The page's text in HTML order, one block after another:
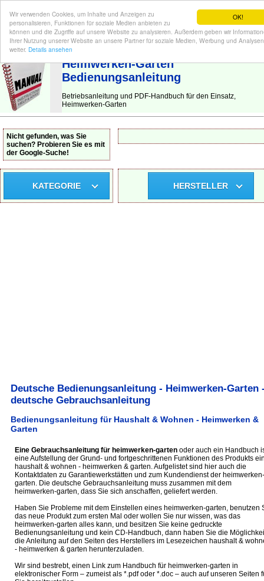
OK!
Wir verwenden Cookies, um Inhalte und Anzeigen zu
personalisieren, Funktionen für soziale Medien anbieten zu
können und die Zugriffe auf unsere Website zu analysieren. Außerdem geben wir
Ihrer Nutzung unserer Website an unsere Partner für soziale Medien, Werbung und Analysen
weiter. Details ansehen
BEDIENUNGSANLEITUNG | Hier finden Sie die deutsche Anleitung!
Heimwerken-Garten
Bedienungsanleitung
Betriebsanleitung und PDF-Handbuch für den Einsatz,
Heimwerken-Garten
Nicht gefunden, was Sie
suchen? Probieren Sie es mit
der Google-Suche!
KATEGORIE HERSTELLER
Deutsche Bedienungsanleitung - Heimwerken-Garten
deutsche Gebrauchsanleitung
Bedienungsanleitung für Haushalt & Wohnen - Heimwerken &
Garten
Eine Gebrauchsanleitung für heimwerken-gartenoder auch ein Handbuch
eine Aufstellung der Grund- und fortgeschrittenen Funktionen des Produkts
haushalt & wohnen - heimwerken & garten. Aufgelistet sind hier auch die
Kontaktdaten zu Garantiewerkstätten und zum Kundendienst der heimwerken-
garten. Die deutsche Gebrauchsanleitung muss zusammen mit dem
heimwerken-garten, dass Sie sich anschaffen, geliefert werden.
Haben Sie Probleme mit dem Einstellen eines heimwerken-garten, benutzen
das neue Produkt zum ersten Mal oder wollen Sie nur wissen, was das
heimwerken-garten alles kann, und besitzen Sie keine gedruckte
Bedienungsanleitung und kein CD-Handbuch, dann haben Sie die
die Anleitung auf den Seiten des Herstellers im Lesezeichen haushalt &
- heimwerken & garten herunterzuladen.
Wir sind bestrebt, einen Link zum Handbuch für heimwerken-garten in
elektronischer Form – zumeist als *.pdf oder *.doc – auch auf unseren Seiten